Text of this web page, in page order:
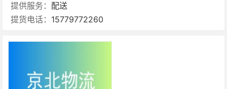
提供服务： 配送
提货电话： 15779772260